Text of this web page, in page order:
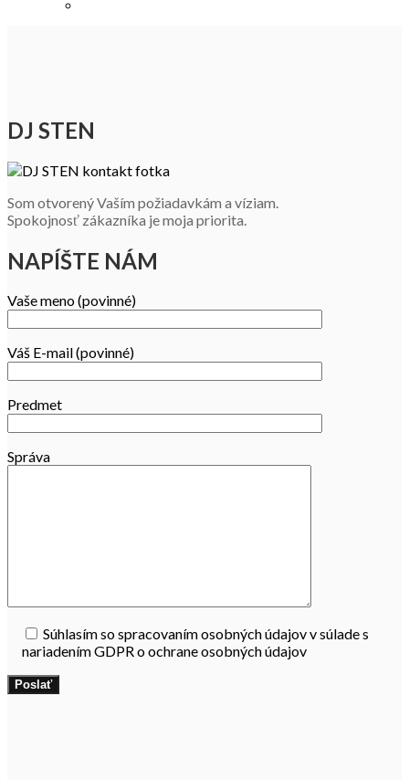
DJ STEN
Som otvorený Vaším požiadavkám a víziam.
Spokojnosť zákazníka je moja priorita.
NAPÍŠTE NÁM
Vaše meno (povinné)
Váš E-mail (povinné)
Predmet
Správa
Súhlasím so spracovaním osobných údajov v súlade s
nariadením GDPR o ochrane osobných údajov